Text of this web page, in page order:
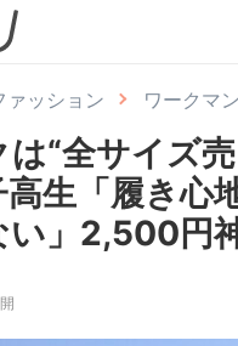
ァッション ワークマン
“全サイズ
高生「履き心
い」2,500円